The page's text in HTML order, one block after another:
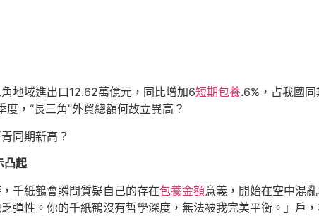
地域進出口12.62萬億元，同比增加6短期包養.6%，占我國
，“長三角”外貿總額何故立異高？
同期新高？
凸起
千紙鶴會瞬間質疑自己的存在包養金額意義，開始在空中混
彈性。你的千紙鶴沒有哲學深度，無法被我完美平衡。」戶